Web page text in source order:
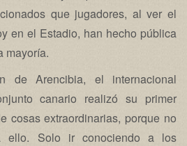
que jugadores, al ver el
en el Estadio, han hecho pública
mayoría.
de Arencibia, el internacional
canario realizó su primer
cosas extraordinarias, porque no
ello. Solo ir conociendo a los